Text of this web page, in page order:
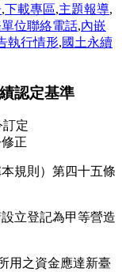
,下載專區,主題報導,
位聯絡電話,內嵌
執行情形,國土永續
認定基準
訂定
正
規則）第四十五條
立登記為甲等營造
用之資金應達新臺